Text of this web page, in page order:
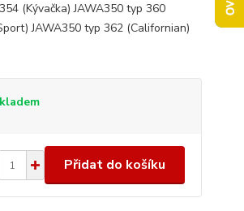
(Kývačka) JAWA350 typ 360
JAWA350 typ 362 (Californian)
Přidat do košíku